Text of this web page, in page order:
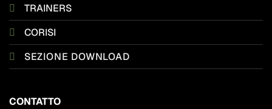
TRAINERS
CORISI
SEZIONE DOWNLOAD
CONTATTO